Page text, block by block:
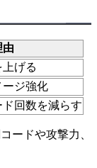
由
げる
ージ強化
回数を減らす
ードや攻撃力、